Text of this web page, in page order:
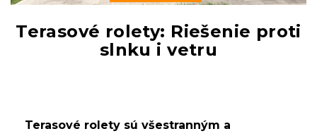
Terasové rolety: Riešenie proti
slnku i vetru
Terasové rolety sú všestranným a